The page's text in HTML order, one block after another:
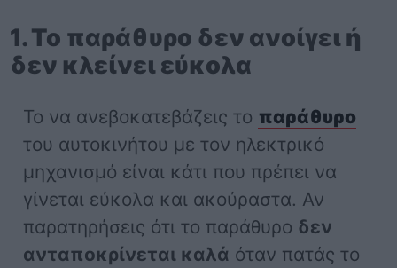
1. Το παράθυρο δεν ανοίγει ή
δεν κλείνει εύκολα
Το να ανεβοκατεβάζεις το παράθυρο
του αυτοκινήτου με τον ηλεκτρικό
μηχανισμό είναι κάτι που πρέπει να
γίνεται εύκολα και ακούραστα. Αν
παρατηρήσεις ότι το παράθυρο δεν
ανταποκρίνεται καλά όταν πατάς το